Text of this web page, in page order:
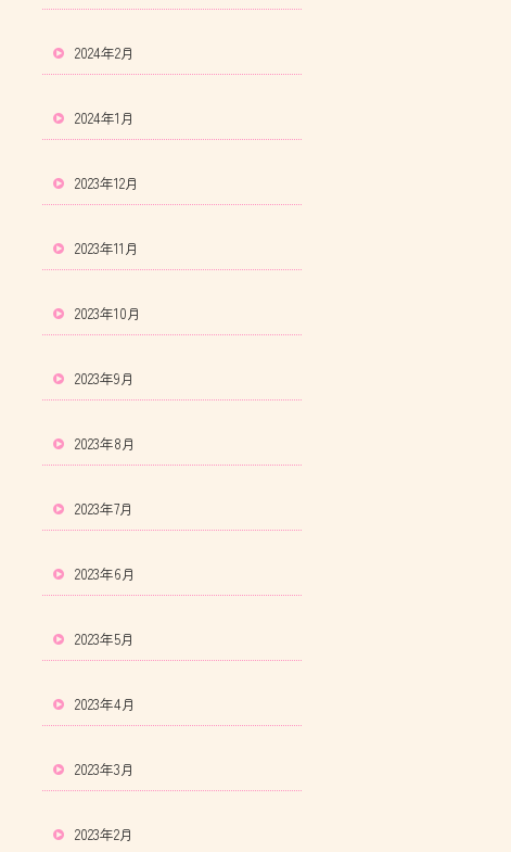
2024年2月
2024年1月
2023年12月
2023年11月
2023年10月
2023年9月
2023年8月
2023年7月
2023年6月
2023年5月
2023年4月
2023年3月
2023年2月